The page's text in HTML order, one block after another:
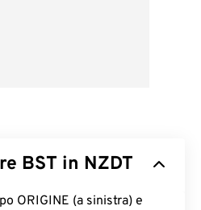
BST in NZDT
ORIGINE (a sinistra) e